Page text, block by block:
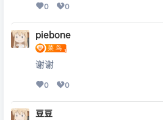
0 0
piebone
谢谢
0 0
豆豆